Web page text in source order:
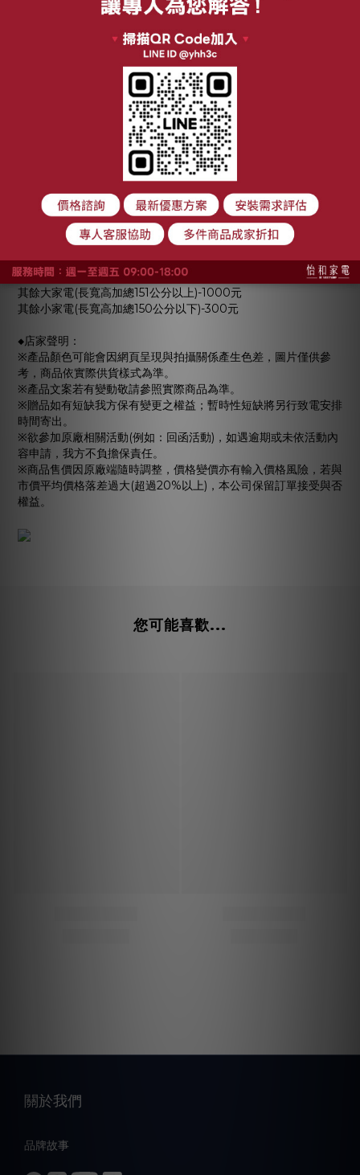
※若商品已經交付物流但因消費者因素拒收或無法送達者，仍會收
※本賣場商品皆是含運費標價。
※依消保法第19條規定，消費者均得於7日猶豫期內，無條件解約
退貨，無須負擔任何費用及退貨運費，但若有行政院所定合理例
※依行政院經濟部公告「零售業等網路交易定型化契約應記載事
項」第9點「運費」規定：「企業經營者應記載寄送商品運費之計
價及負擔方式」，本公司會酌收商品寄出運費，計費表如下：
電視-75吋以上-3000元
電視-75吋以下-2000元
冰箱-對開-3000元
冰箱-非對開-2000元
洗衣機-滾筒-3000元
洗衣機-直立-2000元
冷氣-分離式-2000元
冷氣-窗型-1500元
其餘大家電(長寬高加總151公分以上)-1000元
其餘小家電(長寬高加總150公分以下)-300元
◆店家聲明：
※產品顏色可能會因網頁呈現與拍攝關係產生色差，圖片僅供參
考，商品依實際供貨樣式為準。
※產品文案若有變動敬請參照實際商品為準。
※贈品如有短缺我方保有變更之權益；暫時性短缺將另行致電安排
時間寄出。
※欲參加原廠相關活動(例如：回函活動)，如遇逾期或未依活動內
容申請，我方不負擔保責任。
※商品售價因原廠端隨時調整，價格變價亦有輸入價格風險，若與
市價平均價格落差過大(超過20%以上)，本公司保留訂單接受與否
權益。
您可能喜歡...
關於我們
品牌故事